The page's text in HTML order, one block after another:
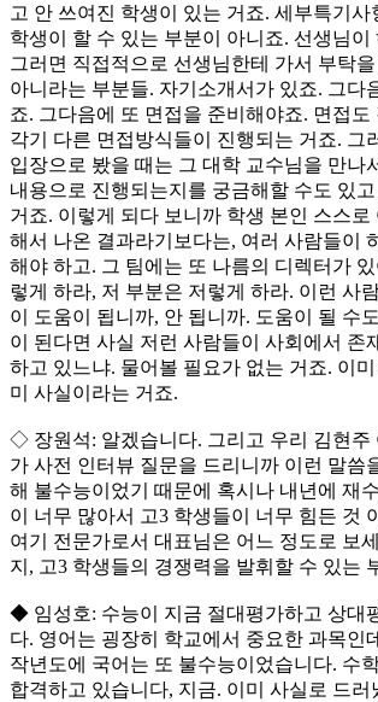
고 안 쓰여진 학생이 있는 거죠. 세부특기사
학생이 할 수 있는 부분이 아니죠. 선생님이
그러면 직접적으로 선생님한테 가서 부탁
아니라는 부분들. 자기소개서가 있죠. 그다
죠. 그다음에 또 면접을 준비해야죠. 면접도
각기 다른 면접방식들이 진행되는 거죠. 그
입장으로 봤을 때는 그 대학 교수님을 만나
내용으로 진행되는지를 궁금해할 수도 있
거죠. 이렇게 되다 보니까 학생 본인 스스로
해서 나온 결과라기보다는, 여러 사람들이
해야 하고. 그 팀에는 또 나름의 디렉터가 있
렇게 하라, 저 부분은 저렇게 하라. 이런 사
이 도움이 됩니까, 안 됩니까. 도움이 될 수
이 된다면 사실 저런 사람들이 사회에서 존
하고 있느냐. 물어볼 필요가 없는 거죠. 이미
미 사실이라는 거죠.
◇ 장원석: 알겠습니다. 그리고 우리 김현주
가 사전 인터뷰 질문을 드리니까 이런 말씀
해 불수능이었기 때문에 혹시나 내년에 재
이 너무 많아서 고3 학생들이 너무 힘든 것
여기 전문가로서 대표님은 어느 정도로 보
지, 고3 학생들의 경쟁력을 발휘할 수 있는
◆ 임성호: 수능이 지금 절대평가하고 상대
다. 영어는 굉장히 학교에서 중요한 과목인
작년도에 국어는 또 불수능이었습니다. 수
합격하고 있습니다, 지금. 이미 사실로 드러